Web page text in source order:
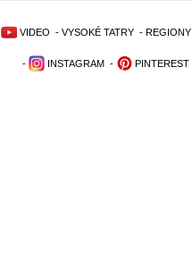
VIDEO - VYSOKÉ TATRY - REGIONY
- INSTAGRAM - PINTEREST